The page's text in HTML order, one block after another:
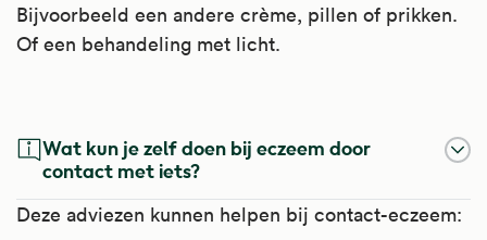
Bijvoorbeeld een andere crème, pillen of prikken.
Of een behandeling met licht.
Hydrocortisonacetaat op de huid is een
medicijnzalf met corticosteroïd. Het remt
ontstekingen en vermindert schilfers, jeuk en
Triamcinolonacetonide op de huid is een
medicijnzalf met corticosteroïd. Een
medicijnzalf met corticosteroïd remt
Wat kun je zelf doen bij eczeem door
contact met iets?
Deze adviezen kunnen helpen bij contact-eczeem: